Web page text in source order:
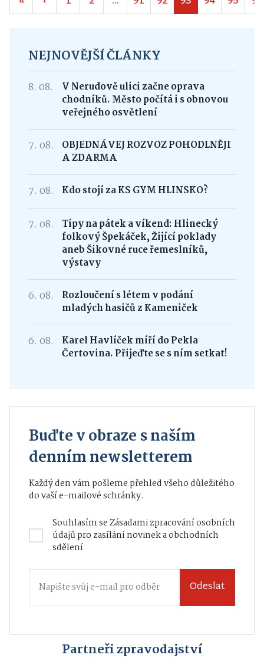
NEJNOVĚJŠÍ ČLÁNKY
8. 08.
V Nerudově ulici začne oprava
chodníků. Město počítá i s obnovou
veřejného osvětlení
7. 08.
OBJEDNÁVEJ ROZVOZ POHODLNĚJI
A ZDARMA
7. 08. Kdo stojí za KS GYM HLINSKO?
7. 08.
Tipy na pátek a víkend: Hlinecký
folkový Špekáček, Žijící poklady
aneb Šikovné ruce řemeslníků,
výstavy
6. 08.
Rozloučení s létem v podání
mladých hasičů z Kameniček
6. 08.
Karel Havlíček míří do Pekla
Čertovina. Přijeďte se s ním setkat!
Buďte v obraze s naším
denním newsletterem
Každý den vám pošleme přehled všeho důležitého
do vaší e-mailové schránky.
Souhlasím seZásadami zpracování osobních
údajůpro zasílání novinek a obchodních
sdělení
Odeslat
Partneři zpravodajství